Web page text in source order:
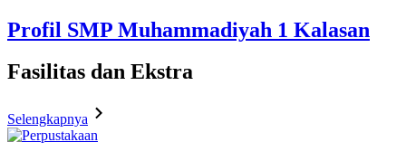
Profil SMP Muhammadiyah 1 Kalasan
Fasilitas dan Ekstra
Selengkapnya